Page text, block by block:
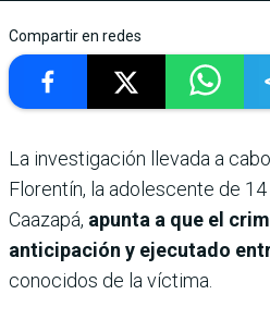
Compartir en redes
La investigación llevada a
Florentín, la adolescente de
Caazapá, apunta a que el
anticipación y ejecutado
conocidos de la víctima.